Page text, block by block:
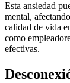
Esta ansiedad
mental,
calidad de vida
como
efectivas.